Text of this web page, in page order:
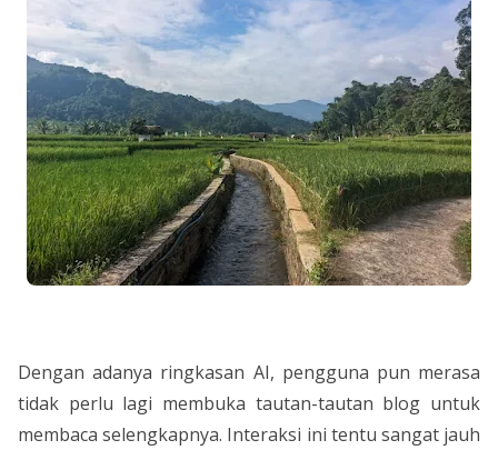
Dengan adanya ringkasan AI, pengguna pun merasa
tidak perlu lagi membuka tautan-tautan blog untuk
membaca selengkapnya. Interaksi ini tentu sangat jauh